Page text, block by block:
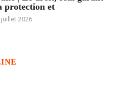
protection et
juillet 2026